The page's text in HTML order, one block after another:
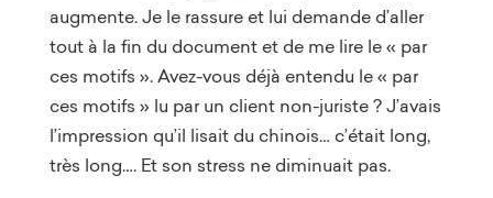
augmente. Je le rassure et lui demande d’aller
tout à la fin du document et de me lire le « par
ces motifs ». Avez-vous déjà entendu le « par
ces motifs » lu par un client non-juriste ? J’avais
l’impression qu’il lisait du chinois… c’était long,
très long…. Et son stress ne diminuait pas.